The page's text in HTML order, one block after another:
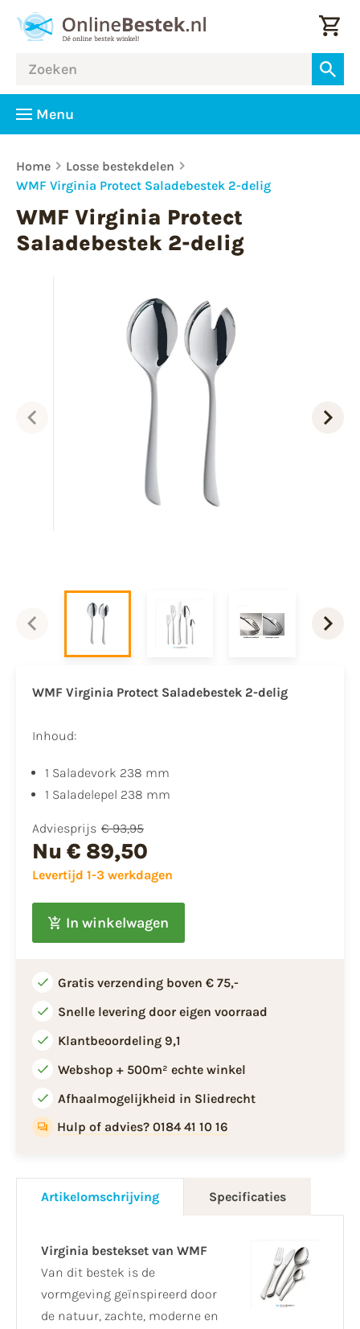
Menu
Home
Losse bestekdelen
WMF Virginia Protect Saladebestek 2-delig
WMF Virginia Protect
Saladebestek 2-delig
WMF Virginia Protect Saladebestek 2-delig
Inhoud:
1 Saladevork 238 mm
1 Saladelepel 238 mm
Adviesprijs € 93,95
Nu € 89,50
Levertijd 1-3 werkdagen
In winkelwagen
Gratis verzending boven € 75,-
Snelle levering door eigen voorraad
Klantbeoordeling 9,1
Webshop + 500m² echte winkel
Afhaalmogelijkheid in Sliedrecht
Hulp of advies? 0184 41 10 16
Artikelomschrijving Specificaties
Virginia bestekset van WMF
Van dit bestek is de
vormgeving geïnspireerd door
de natuur, zachte, moderne en